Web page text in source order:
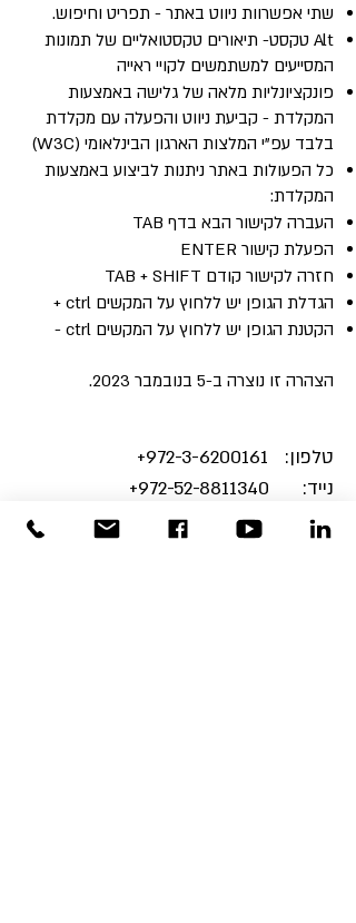
שתי אפשרוות ניווט באתר - תפריט וחיפוש.
Alt טקסט- תיאורים טקסטואליים של תמונות
המסייעים למשתמשים לקויי ראייה
פונקציונליות מלאה של גלישה באמצעות
המקלדת - קביעת ניווט והפעלה עם מקלדת
בלבד עפ"י המלצות הארגון הבינלאומי (W3C)
כל הפעולות באתר ניתנות לביצוע באמצעות
המקלדת:
העברה לקישור הבא בדף TAB
הפעלת קישור ENTER
חזרה לקישור קודם TAB + SHIFT
הגדלת הגופן יש ללחוץ על המקשים ctrl +
הקטנת הגופן יש ללחוץ על המקשים ctrl -
הצהרה זו נוצרה ב-5 בנובמבר 2023.
טלפון: 972-3-6200161+
נייד: 972-52-8811340
+
אימייל:
info@plusconsulting.co.il